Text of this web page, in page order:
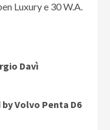
Luxury e 30 W.A.
Davì
by Volvo Penta D6